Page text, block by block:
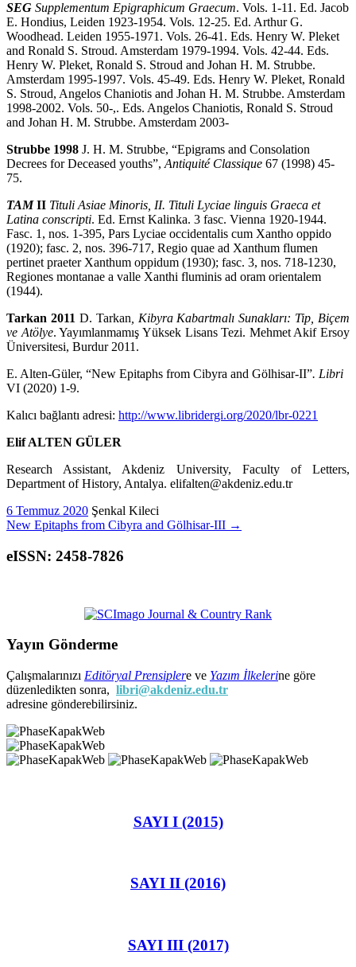
SEG Supplementum Epigraphicum Graecum. Vols. 1-11. Ed. Jacob
E. Hondius, Leiden 1923-1954. Vols. 12-25. Ed. Arthur G.
Woodhead. Leiden 1955-1971. Vols. 26-41. Eds. Henry W. Pleket
and Ronald S. Stroud. Amsterdam 1979-1994. Vols. 42-44. Eds.
Henry W. Pleket, Ronald S. Stroud and Johan H. M. Strubbe.
Amsterdam 1995-1997. Vols. 45-49. Eds. Henry W. Pleket, Ronald
S. Stroud, Angelos Chaniotis and Johan H. M. Strubbe. Amsterdam
1998-2002. Vols. 50-,. Eds. Angelos Chaniotis, Ronald S. Stroud
and Johan H. M. Strubbe. Amsterdam 2003-
Strubbe 1998 J. H. M. Strubbe, “Epigrams and Consolation
Decrees for Deceased youths”, Antiquité Classique 67 (1998) 45-
75.
TAMII Tituli Asiae Minoris, II. Tituli Lyciae linguis Graeca et
Latina conscripti. Ed. Ernst Kalinka. 3 fasc. Vienna 1920-1944.
Fasc. 1, nos. 1-395, Pars Lyciae occidentalis cum Xantho oppido
(1920); fasc. 2, nos. 396-717, Regio quae ad Xanthum flumen
pertinet praeter Xanthum oppidum (1930); fasc. 3, nos. 718-1230,
Regiones montanae a valle Xanthi fluminis ad oram orientalem
(1944).
Tarkan 2011 D. Tarkan , Kibyra Kabartmalı Sunakları: Tip, Biçem
ve Atölye. Yayım­lan­ma­mış Yüks­ek Lisans Tezi. Mehmet Akif Ersoy
Üniversitesi, Burdur 2011.
E. Alten-Güler, “New Epitaphs from Cibyra and Gölhisar-II”. Libri
VI (2020) 1-9.
Kalıcı bağlantı adresi: http://www.libridergi.org/2020/lbr-0221
Elif ALTEN GÜLER
Research Assistant, Akdeniz University, Faculty of Letters,
Department of History, Antalya. elifalten@akdeniz.edu.tr
6 Temmuz 2020 Şenkal Kileci
New Epitaphs from Cibyra and Gölhisar-III →
eISSN: 2458-7826
Yayın Gönderme
Çalışmalarınızı Editöryal Prensiplere ve Yazım İlkelerine göre
düzenledikten sonra, libri@akdeniz.edu.tr
adresine gönderebilirsiniz.
SAYI I (2015)
SAYI II (2016)
SAYI III (2017)